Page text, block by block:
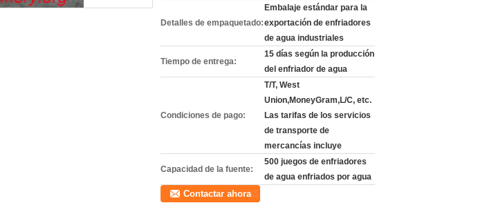
Detalles de empaquetado:
Embalaje estándar para la
exportación de enfriadores
de agua industriales
Tiempo de entrega:
15 días según la producción
del enfriador de agua
Condiciones de pago:
T/T, West
Union,MoneyGram,L/C, etc.
Las tarifas de los servicios
de transporte de
mercancías incluye
Capacidad de la fuente:
500 juegos de enfriadores
de agua enfriados por agua
Contactar ahora